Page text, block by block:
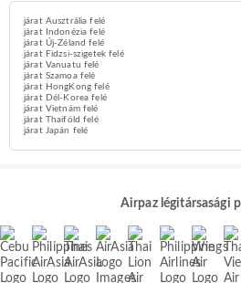
járat Ausztrália felé
járat Indonézia felé
járat Új-Zéland felé
járat Fidzsi-szigetek felé
járat Vanuatu felé
járat Szamoa felé
járat HongKong felé
járat Dél-Korea felé
járat Vietnám felé
járat Thaiföld felé
járat Japán felé
Airpaz légitársasági